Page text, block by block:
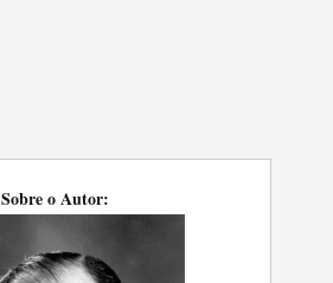
Sobre o Autor: